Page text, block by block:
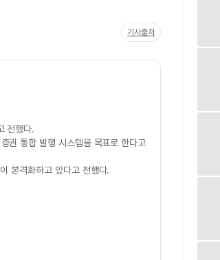
기사출처
전했다.
권 통합 발행 시스템을 목표로 한다고
이 본격화하고 있다고 전했다.